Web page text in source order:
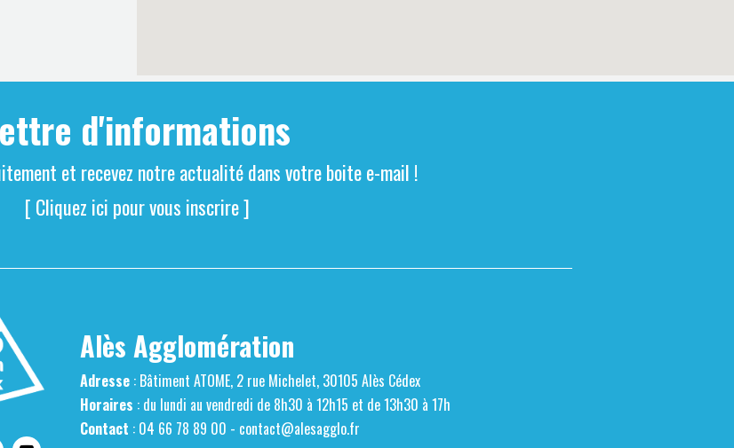
d'informations
et recevez notre actualité dans votre boite e-mail !
[ Cliquez ici pour vous inscrire ]
Alès Agglomération
Adresse: Bâtiment ATOME, 2 rue Michelet, 30105 Alès Cédex
Horaires : du lundi au vendredi de 8h30 à 12h15 et de 13h30 à 17h
Contact : 04 66 78 89 00 - contact@alesagglo.fr